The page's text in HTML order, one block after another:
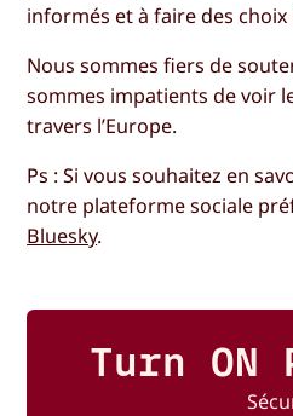
informés et à faire des choix
Nous sommes fiers de
sommes impatients de voir
travers l’Europe.
Ps : Si vous souhaitez en
notre plateforme sociale
Bluesky.
Turn ON